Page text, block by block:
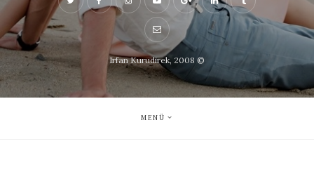
Irfan Kurudirek, 2008 ©
MENÜ